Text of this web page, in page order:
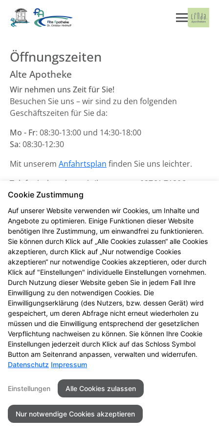
Öffnungszeiten
Alte Apotheke
Wir nehmen uns Zeit für Sie!
Besuchen Sie uns – wir sind zu den folgenden
Geschäftszeiten für Sie da:
Mo - Fr: 08:30-13:00 und 14:30-18:00
Sa: 08:30-12:30
Mit unserem Anfahrtsplan finden Sie uns leichter.
Telefonisch stehen wir Ihnen unter 02761 71206
Verfügung.
Unsere Notdienste finden Sie hier.
Seitenübersicht Kontakt
Impressum
Datenschutz
Barrierefreiheit
© 2026 Alte Apotheke
Cookie Zustimmung
Auf unserer Website verwenden wir Cookies, um Inhalte und
Angebote zu optimieren. Einige Funktionen dieser Website
benötigen Ihre Zustimmung, um einwandfrei zu funktionieren.
Sie können durch Klick auf „Alle Cookies zulassen“ alle Cookies
akzeptieren, durch Klick auf „Nur notwendige Cookies
akzeptieren“ nur notwendige Cookies akzeptieren, oder durch
Klick auf "Einstellungen" individuelle Einstellungen vornehmen.
Durch Nutzung dieser Website geben Sie in jedem Fall Ihre
Einwilligung zu den notwendigen Cookies. Die
Einwilligungserklärung (des Nutzers, bzw. dessen Gerät) wird
gespeichert, um deren Abfrage nicht erneut wiederholen zu
müssen und die Einwilligung entsprechend der gesetzlichen
Verpflichtung nachweisen zu können. Sie können Ihre Cookie
Einstellungen jederzeit durch Klick auf das Schloss Symbol
Button am Seitenrand anpassen, verwalten und widerrufen.
Datenschutz Impressum
Einstellungen Alle Cookies zulassen
Nur notwendige Cookies akzeptieren